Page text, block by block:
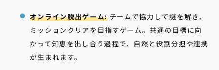
オンライン脱出ゲーム:チームで協力して謎を解き、
ミッションクリアを目指すゲーム。共通の目標に向
かって知恵を出し合う過程で、自然と役割分担や連携
が生まれます。